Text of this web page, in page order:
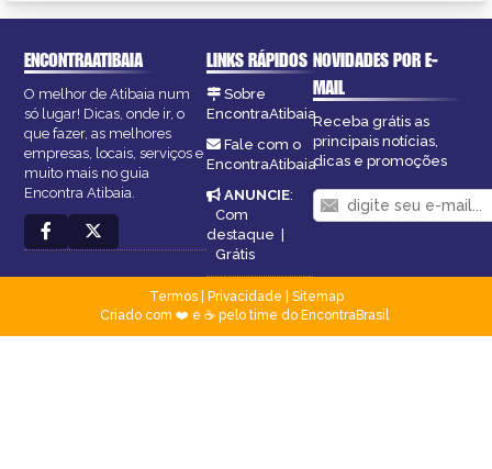
ENCONTRAATIBAIA
O melhor de Atibaia num
só lugar! Dicas, onde ir, o
que fazer, as melhores
empresas, locais, serviços e
muito mais no guia
Encontra Atibaia.
LINKS RÁPIDOS
Sobre
EncontraAtibaia
Fale com o
EncontraAtibaia
ANUNCIE:
Com
destaque |
Grátis
NOVIDADES POR E-
MAIL
Receba grátis as
principais notícias,
dicas e promoções
Termos| Privacidade
Sitemap
Criado com ❤️ e ☕ pelo time do EncontraBrasil